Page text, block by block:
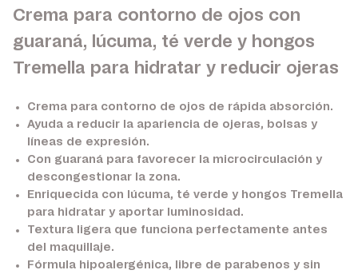
Crema para contorno de ojos con
guaraná, lúcuma, té verde y hongos
Tremella para hidratar y reducir ojeras
Crema para contorno de ojos de rápida absorción.
Ayuda a reducir la apariencia de ojeras, bolsas y
líneas de expresión.
Con guaranápara favorecer la microcirculación y
descongestionar la zona.
Enriquecida con
lúcuma, té verde y hongos Tremella
para hidratar y aportar luminosidad.
Textura ligera que funciona perfectamente antes
del maquillaje.
Fórmula hipoalergénica, libre de parabenos y sin